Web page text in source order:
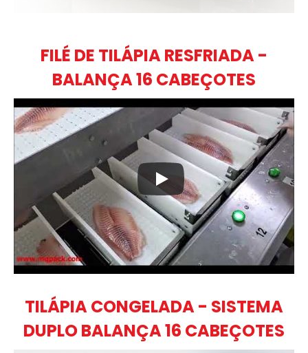
FILÉ DE TILÁPIA RESFRIADA -
BALANÇA 16 CABEÇOTES
TILÁPIA CONGELADA - SISTEMA
DUPLO BALANÇA 16 CABEÇOTES